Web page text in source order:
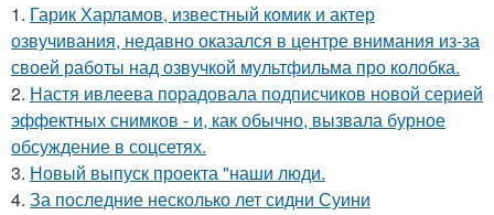
1. Гарик Харламов, известный комик и актер
озвучивания, недавно оказался в центре внимания из-за
своей работы над озвучкой мультфильма про колобка.
2. Настя ивлеева порадовала подписчиков новой серией
эффектных снимков - и, как обычно, вызвала бурное
обсуждение в соцсетях.
3. Новый выпуск проекта "наши люди.
4. За последние несколько лет сидни Суини